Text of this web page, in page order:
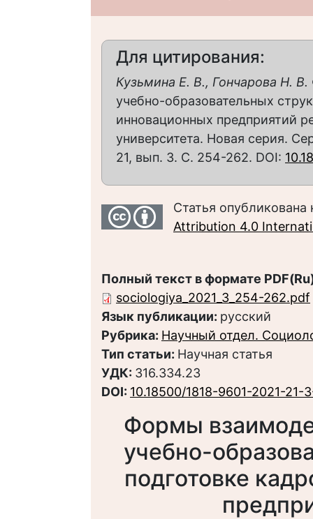
Для цитирования:
Кузьмина Е. В., Гончарова Н. В.
учебно-образовательных
инновационных предприятий
университета. Новая серия.
21, вып. 3. С. 254-262. DOI:
Статья
Attribution 4.0
Полный текст в формате
sociologiya_2021_3_254-262.pdf
Язык публикации: русский
Рубрика: Научный отдел.
Тип статьи: Научная статья
УДК: 316.334.23
DOI: 10.18500/1818-9601-2021-21-
Формы
учебно-
подготовке